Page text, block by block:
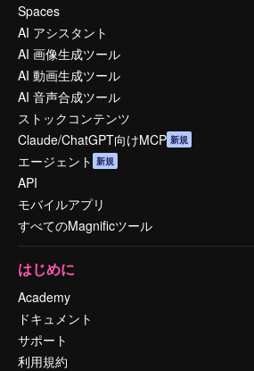
Spaces
AI アシスタント
AI 画像生成ツール
AI 動画生成ツール
AI 音声合成ツール
ストックコンテンツ
Claude/ChatGPT向けMCP 新規
エージェント 新規
API
モバイルアプリ
すべてのMagnificツール
はじめに
Academy
ドキュメント
サポート
利用規約